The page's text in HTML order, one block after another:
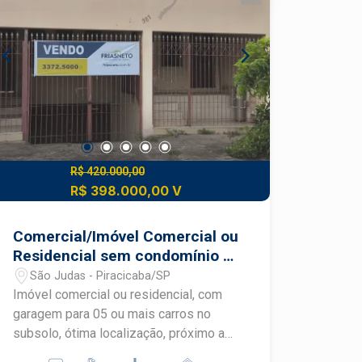
boa movimentação e fácil acesso Ideal
para quem busca investir em um ponto
comercial promissor, com potencial de
valorização e visibilidade garantida.
R$ 420.000,00
R$ 398.000,00 V
Comercial/Imóvel Comercial ou
Residencial sem condomínio -
Comercial - No bairro São
Judas
São Judas - Piracicaba/SP
Imóvel comercial ou residencial, com
garagem para 05 ou mais carros no
subsolo, ótima localização, próximo ao